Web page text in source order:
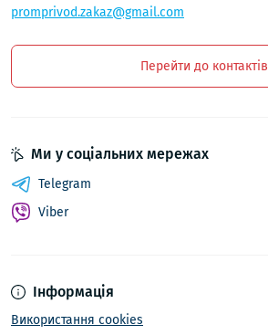
promprivod.zakaz@gmail.com
Перейти до контактів
Інформація
Використання cookies
Ми у соціальних мережах
Telegram
Viber